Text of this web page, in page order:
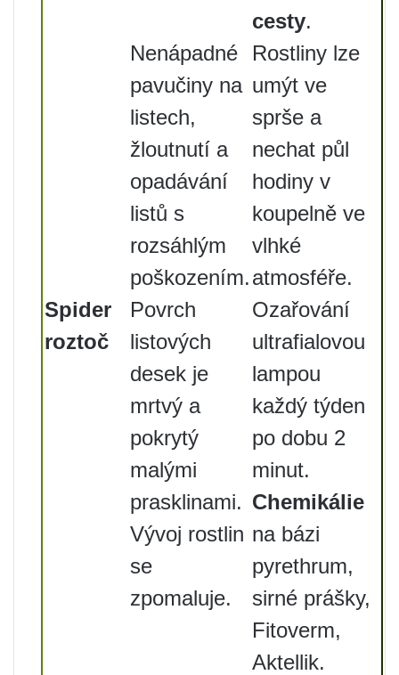
Spider
roztoč
Nenápadné
pavučiny na
listech,
žloutnutí a
opadávání
listů s
rozsáhlým
poškozením.
Povrch
listových
desek je
mrtvý a
pokrytý
malými
prasklinami.
Vývoj rostlin
se
zpomaluje.
cesty.
Rostliny lze
umýt ve
sprše a
nechat půl
hodiny v
koupelně ve
vlhké
atmosféře.
Ozařování
ultrafialovou
lampou
každý týden
po dobu 2
minut.
Chemikálie
na bázi
pyrethrum,
sirné prášky,
Fitoverm,
Aktellik.